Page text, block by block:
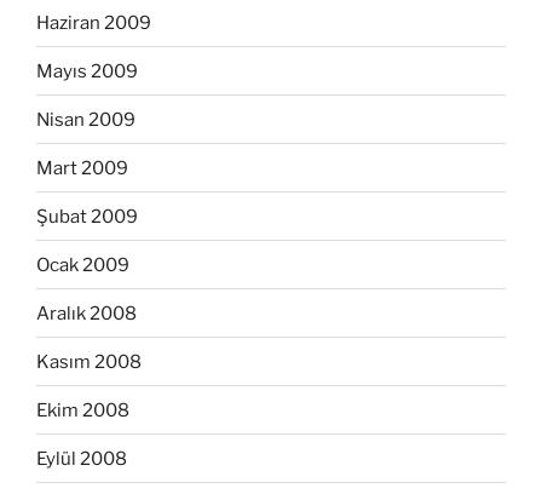
Haziran 2009
Mayıs 2009
Nisan 2009
Mart 2009
Şubat 2009
Ocak 2009
Aralık 2008
Kasım 2008
Ekim 2008
Eylül 2008